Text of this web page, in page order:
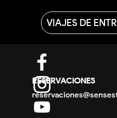
VIAJES DE
DIRECTORIO
RESERVACIONES
PROMOCIONES